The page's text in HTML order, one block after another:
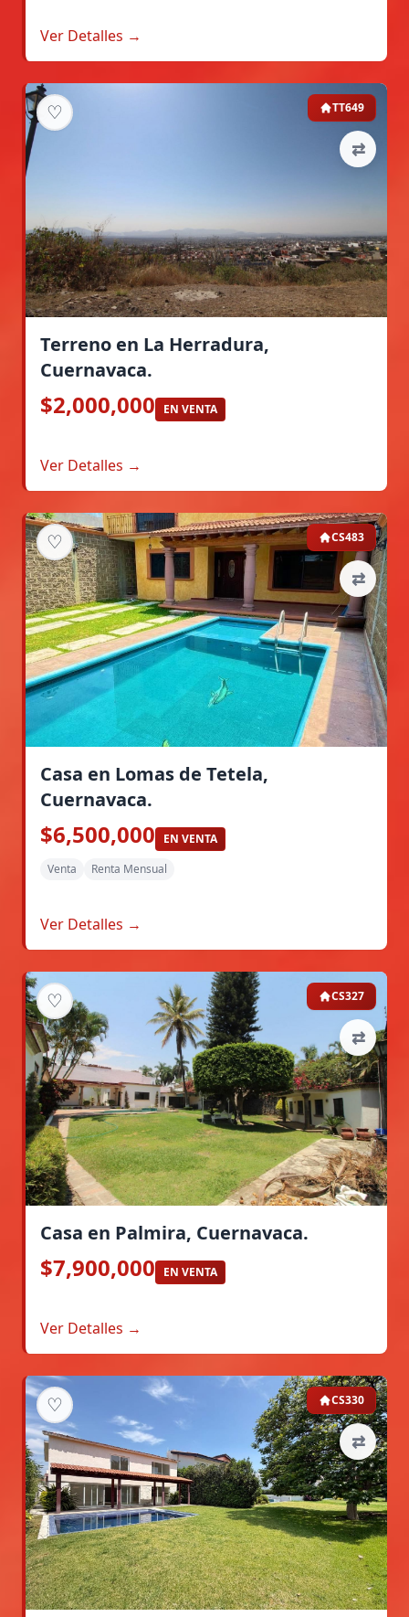
Ver Detalles →
♡
⇄
TT649
Terreno en La Herradura,
Cuernavaca.
$2,000,000 EN VENTA
Ver Detalles →
♡
⇄
CS483
Casa en Lomas de Tetela,
Cuernavaca.
$6,500,000
EN VENTA
Venta
Renta Mensual
Ver Detalles →
♡
⇄
CS327
Casa en Palmira, Cuernavaca.
$7,900,000 EN VENTA
Ver Detalles →
♡
⇄
CS330